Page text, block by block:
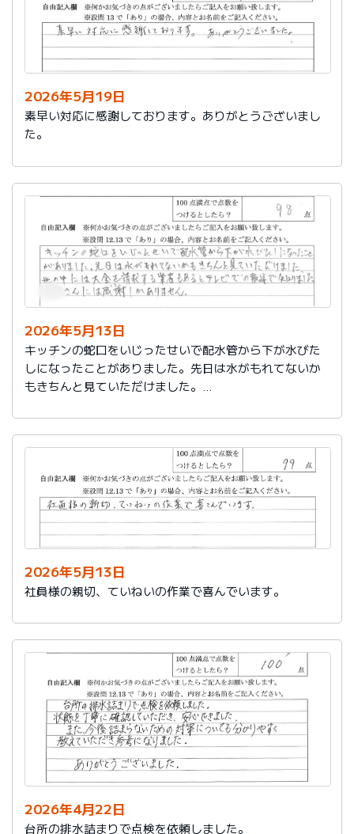
2026年5月19日
素早い対応に感謝しております。ありがとうございまし
た。
2026年5月13日
キッチンの蛇口をいじったせいで配水管から下が水びた
しになったことがありました。先日は水がもれてないか
もきちんと見ていただけました。
で知りました。
社員さんには感謝しかありません。
2026年5月13日
社員様の親切、ていねいの作業で喜んでいます。
2026年4月22日
台所の排水詰まりで点検を依頼しました。